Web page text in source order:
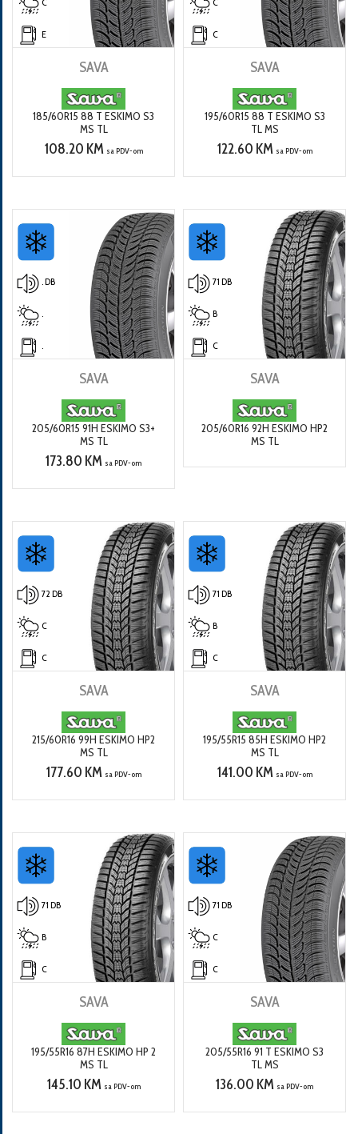
E
SAVA
185/60R15 88 T ESKIMO S3
MS TL
108.20 KM sa PDV-om
C
SAVA
195/60R15 88 T ESKIMO S3
TL MS
122.60 KM sa PDV-om
. DB
.
.
SAVA
205/60R15 91H ESKIMO S3+
MS TL
173.80 KM sa PDV-om
71 DB
B
C
SAVA
205/60R16 92H ESKIMO HP2
MS TL
72 DB
C
C
SAVA
215/60R16 99H ESKIMO HP2
MS TL
177.60 KM sa PDV-om
71 DB
B
C
SAVA
195/55R15 85H ESKIMO HP2
MS TL
141.00 KM sa PDV-om
71 DB
B
C
SAVA
195/55R16 87H ESKIMO HP 2
MS TL
145.10 KM sa PDV-om
71 DB
C
C
SAVA
205/55R16 91 T ESKIMO S3
TL MS
136.00 KM sa PDV-om